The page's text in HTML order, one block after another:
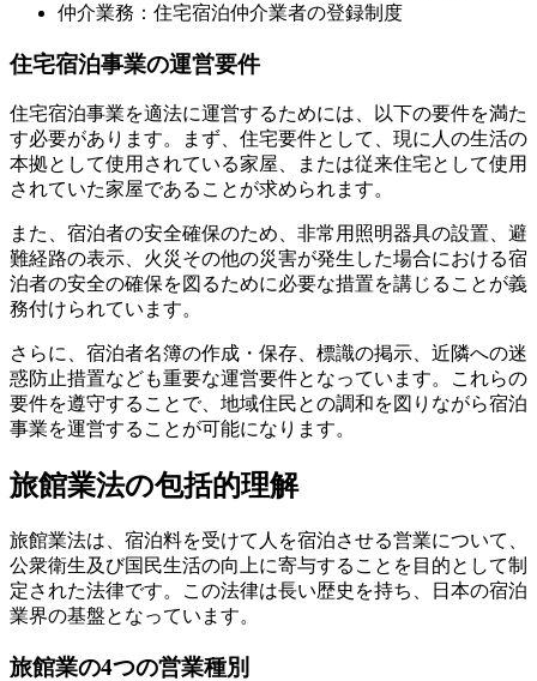
仲介業務：住宅宿泊仲介業者の登録制度
住宅宿泊事業の運営要件
住宅宿泊事業を適法に運営するためには、以下の要件を満た
す必要があります。まず、住宅要件として、現に人の生活の
本拠として使用されている家屋、または従来住宅として使用
されていた家屋であることが求められます。
また、宿泊者の安全確保のため、非常用照明器具の設置、避
難経路の表示、火災その他の災害が発生した場合における宿
泊者の安全の確保を図るために必要な措置を講じることが義
務付けられています。
さらに、宿泊者名簿の作成・保存、標識の掲示、近隣への迷
惑防止措置なども重要な運営要件となっています。これらの
要件を遵守することで、地域住民との調和を図りながら宿泊
事業を運営することが可能になります。
旅館業法の包括的理解
旅館業法は、宿泊料を受けて人を宿泊させる営業について、
公衆衛生及び国民生活の向上に寄与することを目的として制
定された法律です。この法律は長い歴史を持ち、日本の宿泊
業界の基盤となっています。
旅館業の4つの営業種別